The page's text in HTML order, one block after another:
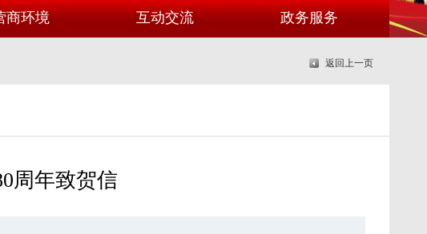
商环境 互动交流 政务服务
返回上一页
周年致贺信